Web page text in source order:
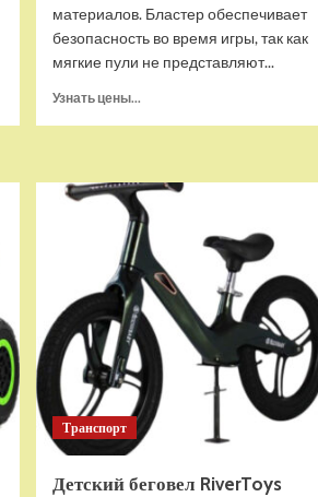
материалов. Бластер обеспечивает
безопасность во время игры, так как
мягкие пули не представляют...
Узнать цены...
Storm
механический
с
мягкими
пулями,
Zecong
Toys
ZC7086
Транспорт
Детский беговел RiverToys